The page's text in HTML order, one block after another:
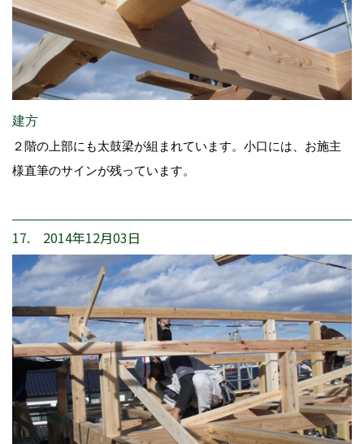
建方
２階の上部にも太鼓梁が組まれています。小口には、お施主
様直筆のサインが残っています。
17. 2014年12月03日